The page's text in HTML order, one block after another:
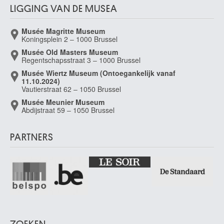
le Fauconnier Henri
Hesdin, Pas-de-Calais (Frankrijk) 1881 - Parijs (Frankrijk) 1946
le Loup Antoine
Spa 1708 - 1746
Le Mayeur de Merprès Adrien-Charles Louis
Le Mayeur de Merprès Adrien-Jean Henri
Elsene / Brussel 1880 - Brussel 1958
le Nain Louis
le Nain Mathieu
Laon, Aisne (Frankrijk) ca. 1607 - Parijs (Frankrijk) 1677
Le Prince Jean-Baptiste
Metz (Frankrijk) 1734 - Saint-Denis (Frankrijk) 1781
LIGGING VAN DE MUSEA
Musée Magritte Museum
Koningsplein 2 – 1000 Brussel
Musée Old Masters Museum
Regentschapsstraat 3 – 1000 Brussel
Musée Wiertz Museum (Ontoegankelijk vanaf
11.10.2024)
Vautierstraat 62 – 1050 Brussel
Musée Meunier Museum
Abdijstraat 59 – 1050 Brussel
PARTNERS